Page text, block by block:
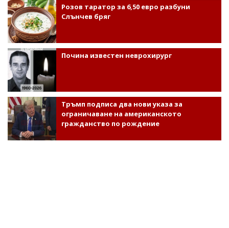
Розов таратор за 6,50 евро разбуни
Слънчев бряг
Почина известен неврохирург
Тръмп подписа два нови указа за
ограничаване на американското
гражданство по рождение